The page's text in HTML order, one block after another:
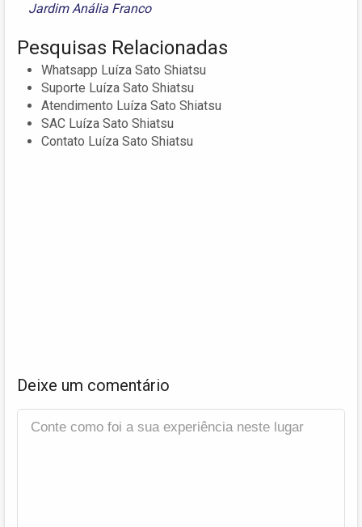
Jardim Anália Franco
Pesquisas Relacionadas
Whatsapp Luíza Sato Shiatsu
Suporte Luíza Sato Shiatsu
Atendimento Luíza Sato Shiatsu
SAC Luíza Sato Shiatsu
Contato Luíza Sato Shiatsu
Deixe um comentário